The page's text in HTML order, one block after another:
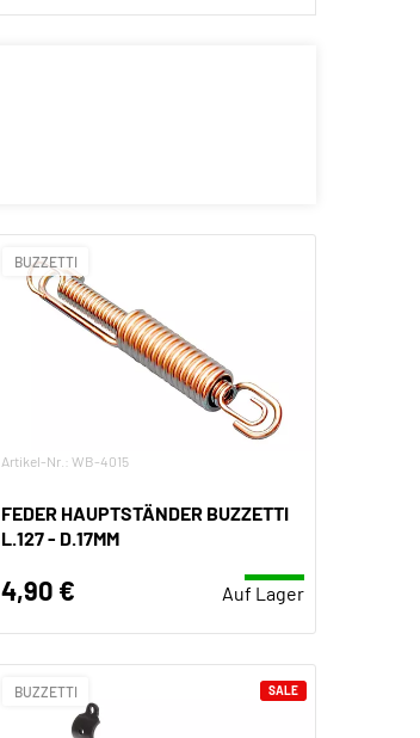
BUZZETTI
Artikel-Nr.: WB-4015
FEDER HAUPTSTÄNDER BUZZETTI
L.127 - D.17MM
4,90 € Auf Lager
BUZZETTI SALE